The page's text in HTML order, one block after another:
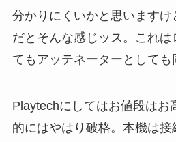
分かりにくいかと思います
だとそんな感じッス。これは
てもアッテネーターとしても
Playtechにしてはお値段はお
的にはやはり破格。本機は接